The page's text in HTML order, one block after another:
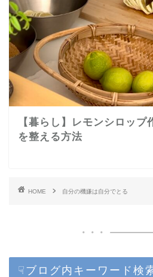
【暮らし】レモンシロッ
を整える方法
HOME 自分の機嫌は自分でとる
☟ブログ内キーワード検